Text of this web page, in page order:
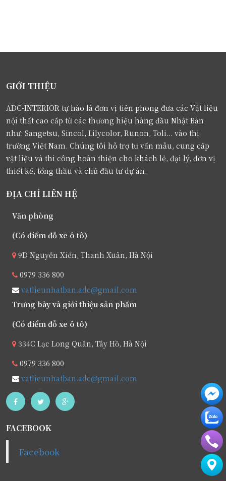
GIỚI THIỆU
ADC-INTERIOR tự hào là đơn vị tiên phong đưa các Vật liệu
nội thất cao cấp từ các thương hiệu hàng đầu Nhật Bản
như: Sangetsu, Sincol, Lilycolor, Runon, Toli... vào thị
trường Việt Nam. Chúng tôi hỗ trợ tư vấn mẫu, cung cấp
vật liệu và thi công hoàn thiện cho khách lẻ, đại lý, đơn vị
thiết kế, tổng thầu và chủ đầu tư dự án.
ĐỊA CHỈ LIÊN HỆ
Văn phòng
(Có điểm đỗ xe ô tô)
9D Nguyễn Xiển, Thanh Xuân, Hà Nội
0979 336 800
vatlieunhatban.adc@gmail.com
Trưng bày và giới thiệu sản phẩm
(Có điểm đỗ xe ô tô)
334C Lạc Long Quân, Tây Hồ, Hà Nội
0979 336 800
vatlieunhatban.adc@gmail.com
FACEBOOK